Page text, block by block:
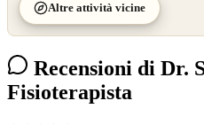
Altre attività vicine
Recensioni di Dr.
Fisioterapista